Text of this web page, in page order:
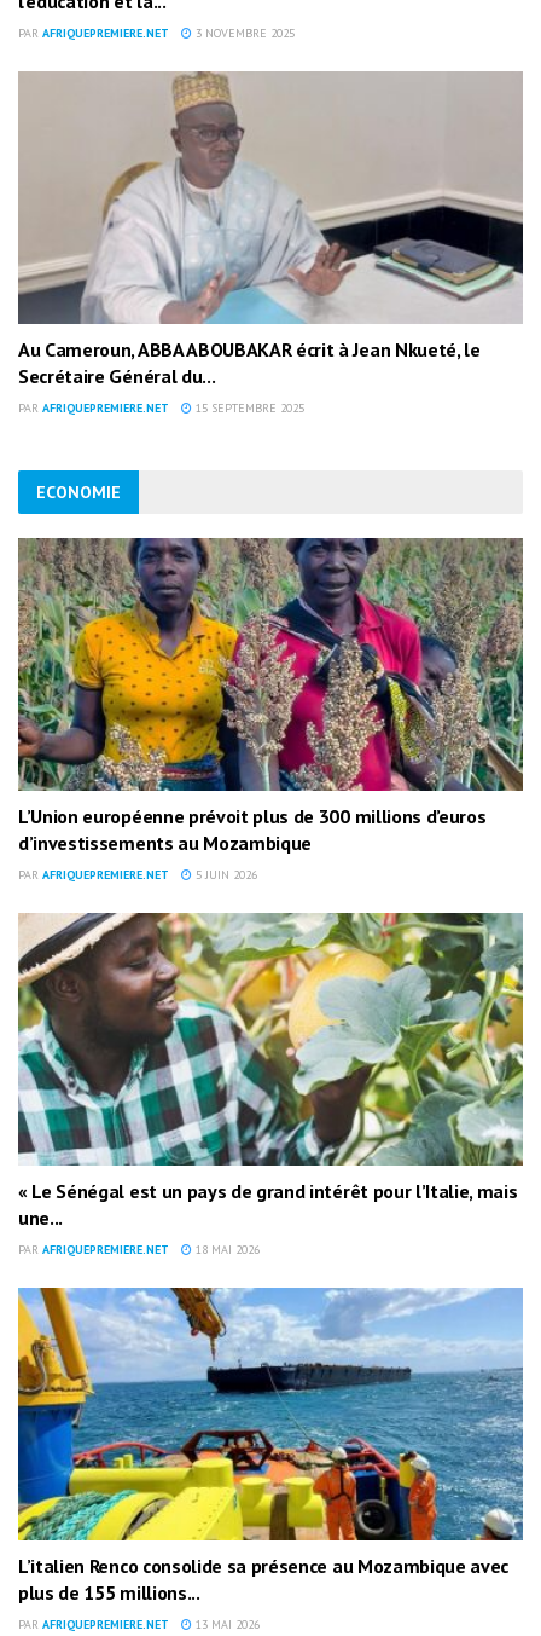
PAR AFRIQUEPREMIERE.NET 3 NOVEMBRE 2025
Au Cameroun, ABBA ABOUBAKAR écrit à Jean Nkueté, le
Secrétaire Général du...
PAR AFRIQUEPREMIERE.NET 15 SEPTEMBRE 2025
ECONOMIE
L’Union européenne prévoit plus de 300 millions d’euros
d’investissements au Mozambique
PAR AFRIQUEPREMIERE.NET 5 JUIN 2026
« Le Sénégal est un pays de grand intérêt pour l’Italie, mais
une...
PAR AFRIQUEPREMIERE.NET 18 MAI 2026
L’italien Renco consolide sa présence au Mozambique avec
plus de 155 millions...
PAR AFRIQUEPREMIERE.NET 13 MAI 2026